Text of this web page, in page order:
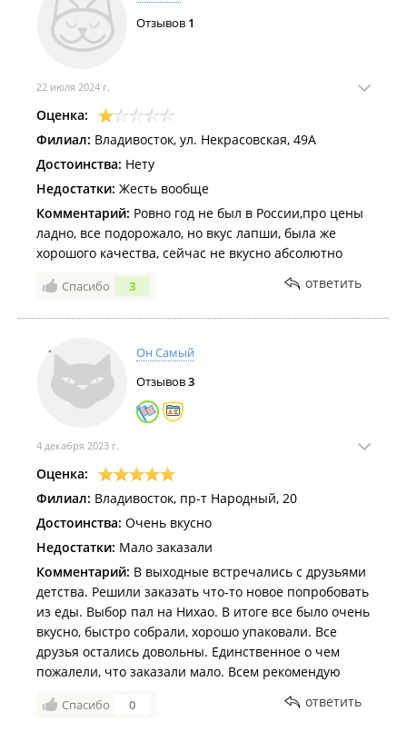
Отзывов 1
22 июля 2024 г.
Оценка:
Филиал: Владивосток, ул. Некрасовская, 49А
Достоинства: Нету
Недостатки: Жесть вообще
Комментарий: Ровно год не был в России,про цены
ладно, все подорожало, но вкус лапши, была же
хорошого качества, сейчас не вкусно абсолютно
Спасибо 3 ответить
Он Самый
Отзывов3
4 декабря 2023 г.
Оценка:
Филиал: Владивосток, пр-т Народный, 20
Достоинства: Очень вкусно
Недостатки: Мало заказали
Комментарий: В выходные встречались с друзьями
детства. Решили заказать что-то новое попробовать
из еды. Выбор пал на Нихао. В итоге все было очень
вкусно, быстро собрали, хорошо упаковали. Все
друзья остались довольны. Единственное о чем
пожалели, что заказали мало. Всем рекомендую
Спасибо 0 ответить